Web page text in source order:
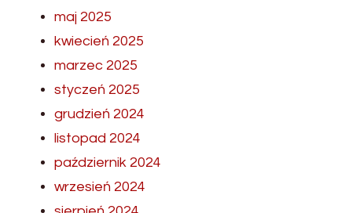
maj 2025
kwiecień 2025
marzec 2025
styczeń 2025
grudzień 2024
listopad 2024
październik 2024
wrzesień 2024